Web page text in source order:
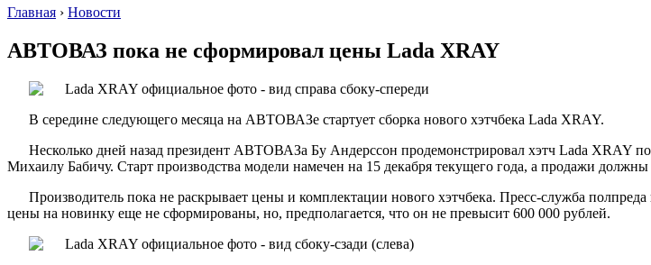
Главная › Новости
АВТОВАЗ пока не сформировал цены Lada XRAY
В середине следующего месяца на АВТОВАЗе стартует сборка нового хэтчбека Lada XRAY.
Несколько дней назад президент АВТОВАЗа Бу Андерссон продемонстрировал хэтч Lada XRAY
Михаилу Бабичу. Старт производства модели намечен на 15 декабря текущего года, а продажи должны
Производитель пока не раскрывает цены и комплектации нового хэтчбека. Пресс-служба
цены на новинку еще не сформированы, но, предполагается, что он не превысит 600 000 рублей.